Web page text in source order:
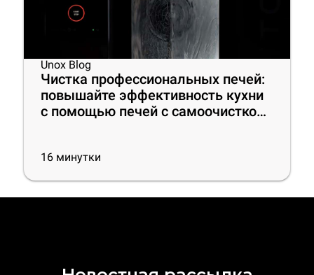
Unox Blog
Чистка профессиональных печей:
повышайте эффективность кухни
с помощью печей с самоочисткой,
16 минутки